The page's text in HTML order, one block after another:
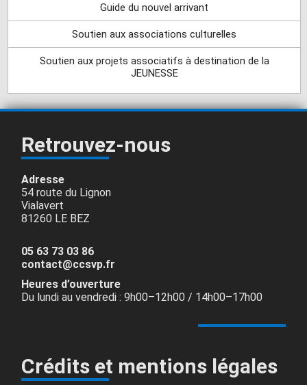
Guide du nouvel arrivant
Soutien aux associations culturelles
Soutien aux projets associatifs à destination de la
JEUNESSE
Retrouvez-nous
Adresse
54 route du Lignon
Vialavert
81260 LE BEZ
05 63 73 03 86
contact@ccsvp.fr
Heures d’ouverture
Du lundi au vendredi : 9h00–12h00 / 14h00–17h00
Crédits et mentions légales